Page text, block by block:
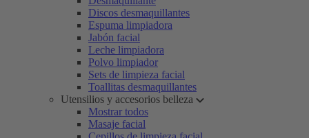
Discos desmaquillantes
Espuma limpiadora
Jabón facial
Leche limpiadora
Polvo limpiador
Sets de limpieza facial
Toallitas desmaquillantes
Utensilios y accesorios belleza
Mostrar todos
Masaje facial